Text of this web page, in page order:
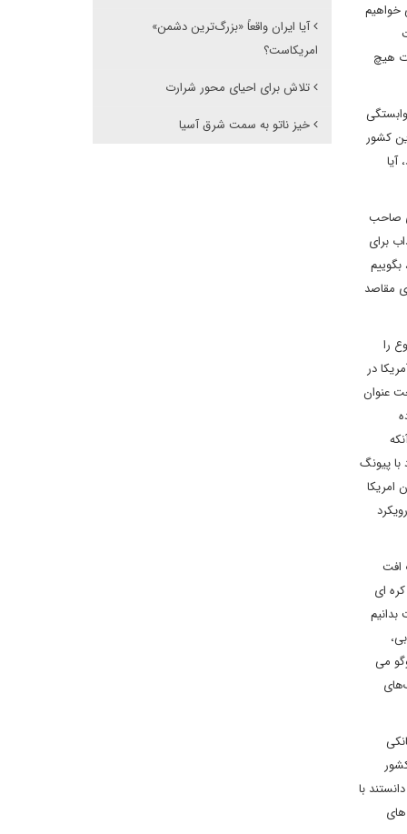
خواهیم
هیچ
کشور
صاحب
برای
مقاصد
را
در
عنوان
پیونگ
امریکا
افت
ای
می
با
آیا ایران واقعاً «بزرگ‌ترین دشمن»
امریکاست؟
تلاش برای احیای محور شرارت
خیز ناتو به سمت شرق آسیا